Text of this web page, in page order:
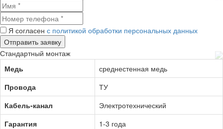
Я согласен с политикой обработки персональных данных
Стандартный монтаж
Медь
среднестенная медь
Провода
ТУ
Кабель-канал
Электротехнический
Гарантия
1-3 года